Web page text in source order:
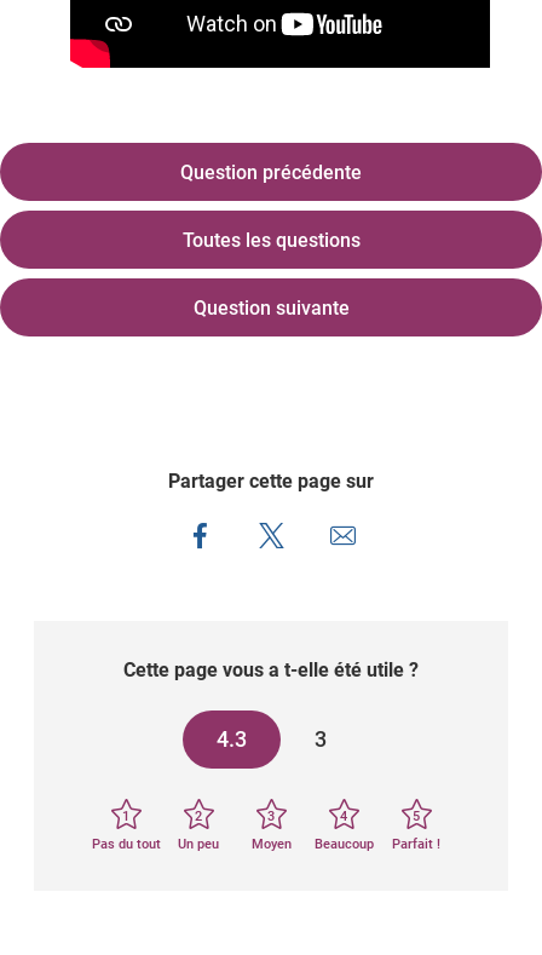
Question précédente
Toutes les questions
Question suivante
Partager cette page sur
Cette page vous a t-elle été utile ?
4.3 3
1
Pas du tout
2
Un peu
3
Moyen
4
Beaucoup
5
Parfait !